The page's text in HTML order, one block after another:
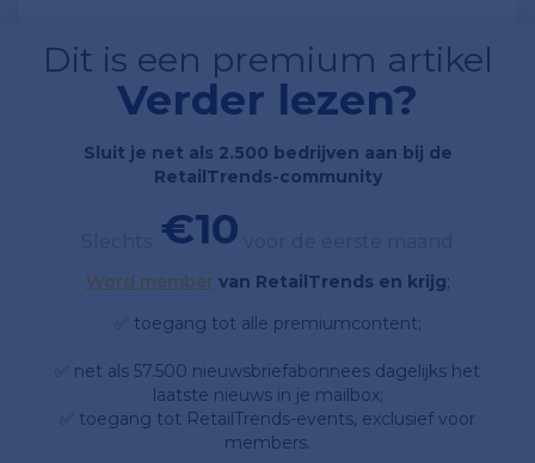
Dit is een premium artikel
Verder lezen?
Sluit je net als 2.500 bedrijven aan bij de
RetailTrends-community
€10
Word member van RetailTrends en krijg;
✅ toegang tot alle premiumcontent;
✅ net als 57.500 nieuwsbriefabonnees dagelijks het
laatste nieuws in je mailbox;
✅ toegang tot RetailTrends-events, exclusief voor
members.